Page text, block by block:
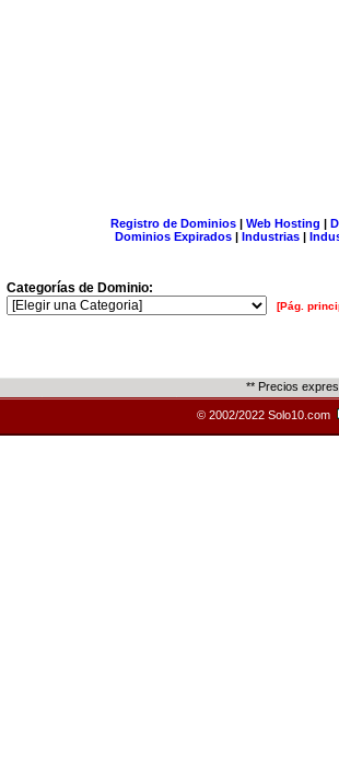
Registro de Dominios| Web Hosting |
Dominios Expirados | Industrias |
Categorías de Dominio:
[Pág.
** Precios
© 2002/2022 Solo10.com